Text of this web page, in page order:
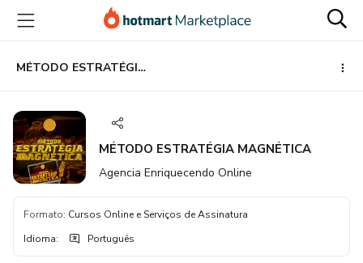
para
conteúdo
principal
para
pagamento
para
rodapé
MÉTODO ESTRATÉGIA MAGNÉTICA
MÉTODO ESTRATÉGIA MAGNÉTICA
Agencia Enriquecendo Online
Formato: Cursos Online e Serviços de Assinatura
Idioma: Português